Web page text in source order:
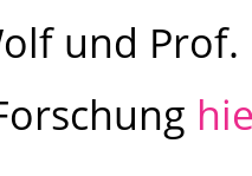
und